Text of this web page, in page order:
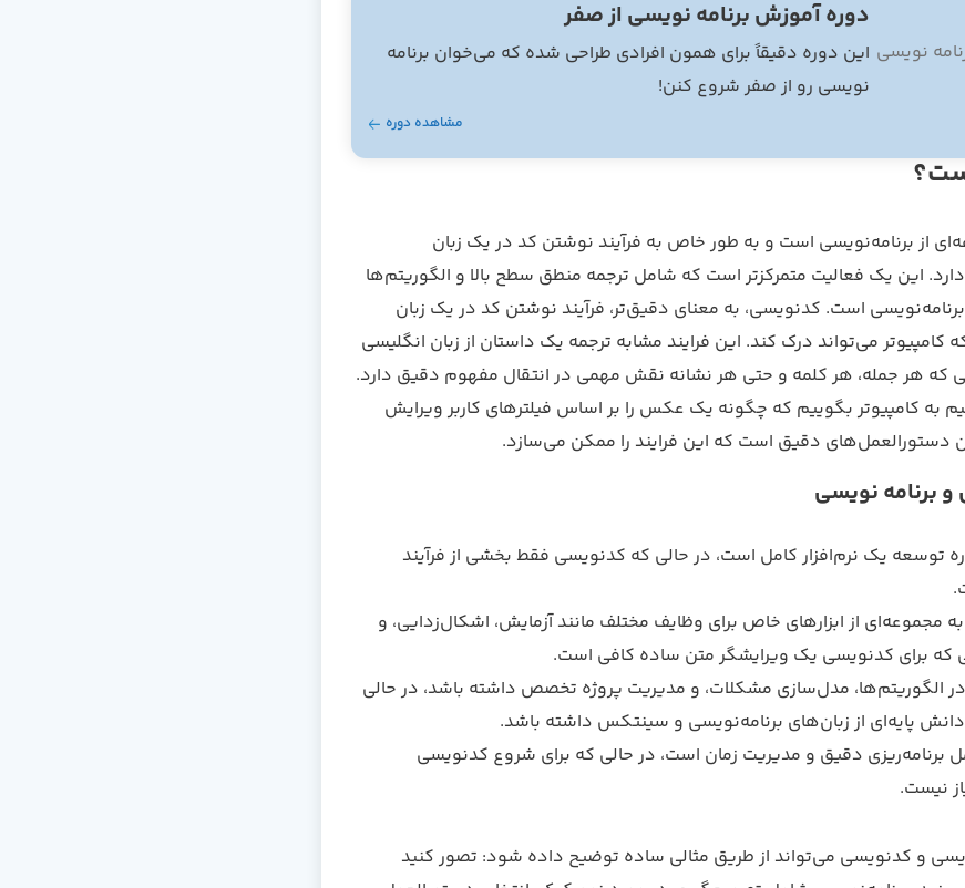
دوره آموزش برنامه نویسی از صفر
این دوره دقیقاً برای همون افرادی طراحی شده که می‌خوان برنامه
نویسی رو از صفر شروع کنن!
مشاهده دوره
از برنامه‌نویسی است و به طور خاص به فرآیند نوشتن کد در یک زبان
دارد. این یک فعالیت متمرکزتر است که شامل ترجمه منطق سطح بالا و الگوریتم‌ها
است. کدنویسی، به معنای دقیق‌تر، فرآیند نوشتن کد در یک زبان
کامپیوتر می‌تواند درک کند. این فرایند مشابه ترجمه یک داستان از زبان انگلیسی
که هر جمله، هر کلمه و حتی هر نشانه نقش مهمی در انتقال مفهوم دقیق دارد.
به کامپیوتر بگوییم که چگونه یک عکس را بر اساس فیلترهای کاربر ویرایش
دستورالعمل‌های دقیق است که این فرایند را ممکن می‌سازد.
برنامه نویسی
توسعه یک نرم‌افزار کامل است، در حالی که کدنویسی فقط بخشی از فرآیند
به مجموعه‌ای از ابزارهای خاص برای وظایف مختلف مانند آزمایش، اشکال‌زدایی، و
که برای کدنویسی یک ویرایشگر متن ساده کافی است.
در الگوریتم‌ها، مدل‌سازی مشکلات، و مدیریت پروژه تخصص داشته باشد، در حالی
پایه‌ای از زبان‌های برنامه‌نویسی و سینتکس داشته باشد.
برنامه‌ریزی دقیق و مدیریت زمان است، در حالی که برای شروع کدنویسی
نیست.
و کدنویسی می‌تواند از طریق مثالی ساده توضیح داده شود: تصور کنید